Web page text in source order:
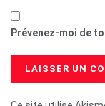
Prévenez-moi de